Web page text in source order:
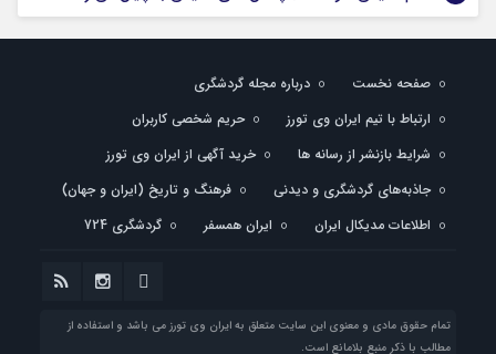
صفحه نخست
درباره مجله گردشگری
ارتباط با تیم ایران وی تورز
حریم شخصی کاربران
شرایط بازنشر از رسانه ها
خرید آگهی از ایران وی تورز
جاذبه‌های گردشگری و دیدنی
فرهنگ و تاریخ (ایران و جهان)
اطلاعات مدیکال ایران
ایران همسفر گردشگری 724
تمام حقوق مادی و معنوی این سایت متعلق به ایران وی تورز می باشد و استفاده از
مطالب با ذکر منبع بلامانع است.